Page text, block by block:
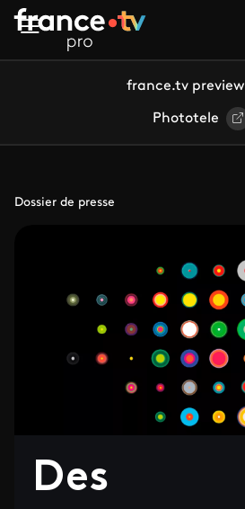
Aller au contenu principal
france.tv preview
Phototele
Dossier de presse
Des